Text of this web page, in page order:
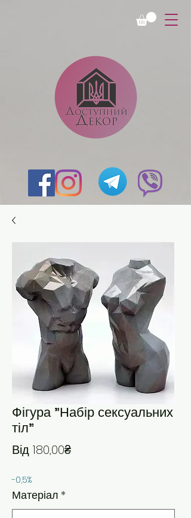
Фігура "Набір сексуальних
тіл"
Від 180,00₴За розпродажем
-0,5%
Матеріал *